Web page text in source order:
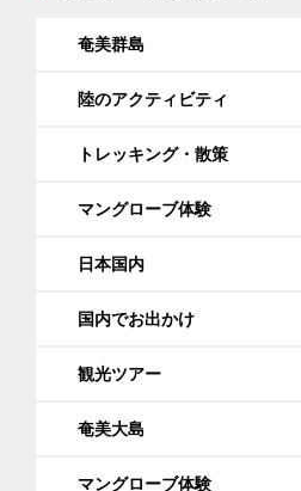
奄美群島
陸のアクティビティ
トレッキング・散策
マングローブ体験
日本国内
国内でお出かけ
観光ツアー
奄美大島
マングローブ体験